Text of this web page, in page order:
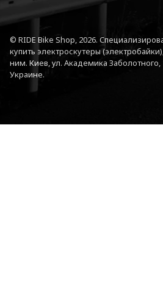
© RIDE Bike Shop, 2026.
купить электроскутеры
ним. Киев, ул. Академика Заболотного,
Украине.